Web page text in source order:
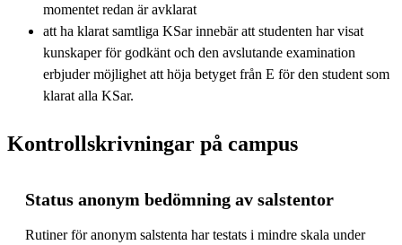
momentet redan är avklarat
att ha klarat samtliga KSar innebär att studenten har visat
kunskaper för godkänt och den avslutande examination
erbjuder möjlighet att höja betyget från E för den student som
klarat alla KSar.
Kontrollskrivningar på campus
Status anonym bedömning av salstentor
Rutiner för anonym salstenta har testats i mindre skala under